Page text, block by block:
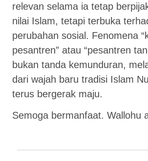
relevan selama ia tetap
nilai Islam, tetapi terbuka
perubahan sosial. Fenomena
pesantren” atau “pesantren
bukan tanda kemunduran,
dari wajah baru tradisi Islam
terus bergerak maju.
Semoga bermanfaat. Wallohu